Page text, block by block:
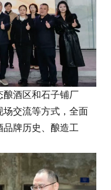
酒区和石子铺厂
场交流等方式，全面
品牌历史、酿造工